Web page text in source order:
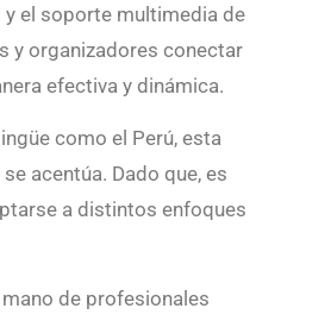
el soporte multimedia de
y organizadores conectar
efectiva y dinámica.
como el Perú, esta
acentúa. Dado que, es
a distintos enfoques
de profesionales